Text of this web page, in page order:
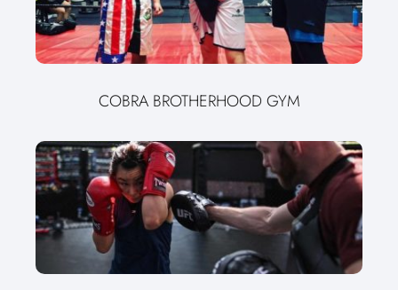
COBRA BROTHERHOOD GYM